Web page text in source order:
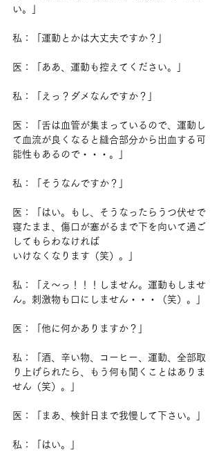
い。」
私：「運動とかは大丈夫ですか？」
医：「ああ、運動も控えてください。」
私：「えっ？ダメなんですか？」
医：「舌は血管が集まっているので、運動し
て血流が良くなると縫合部分から出血する可
能性もあるので・・・。」
私：「そうなんですか？」
医：「はい。もし、そうなったらうつ伏せで
寝たまま、傷口が塞がるまで下を向いて過ご
してもらわなければ
いけなくなります（笑）。」
私：「え～っ！！！しません。運動もしませ
ん。刺激物も口にしません・・・（笑）。」
医：「他に何かありますか？」
私：「酒、辛い物、コーヒー、運動、全部取
り上げられたら、もう何も聞くことはありま
せん（笑）。」
医：「まあ、検針日まで我慢して下さい。」
私：「はい。」